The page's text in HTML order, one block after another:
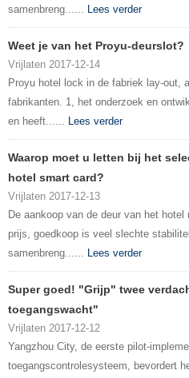
samenbreng...... Lees verder
Weet je van het Proyu-deurslot?
Vrijlaten 2017-12-14
Proyu hotel lock in de fabriek lay-out,
fabrikanten. 1, het onderzoek en
en heeft...... Lees verder
Waarop moet u letten bij het
hotel smart card?
Vrijlaten 2017-12-13
De aankoop van de deur van het
prijs, goedkoop is veel slechte
samenbreng...... Lees verder
Super goed! "Grijp" twee
toegangswacht"
Vrijlaten 2017-12-12
Yangzhou City, de eerste pilot-
toegangscontrolesysteem, bevordert